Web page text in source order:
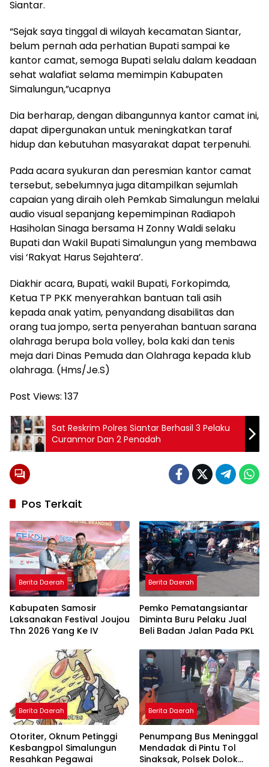
Siantar.
“Sejak saya tinggal di wilayah kecamatan Siantar,
belum pernah ada perhatian Bupati sampai ke
kantor camat, semoga Bupati selalu dalam keadaan
sehat walafiat selama memimpin Kabupaten
Simalungun,”ucapnya
Dia berharap, dengan dibangunnya kantor camat ini,
dapat dipergunakan untuk meningkatkan taraf
hidup dan kebutuhan masyarakat dapat terpenuhi.
Pada acara syukuran dan peresmian kantor camat
tersebut, sebelumnya juga ditampilkan sejumlah
capaian yang diraih oleh Pemkab Simalungun melalui
audio visual sepanjang kepemimpinan Radiapoh
Hasiholan Sinaga bersama H Zonny Waldi selaku
Bupati dan Wakil Bupati Simalungun yang membawa
visi ‘Rakyat Harus Sejahtera’.
Diakhir acara, Bupati, wakil Bupati, Forkopimda,
Ketua TP PKK menyerahkan bantuan tali asih
kepada anak yatim, penyandang disabilitas dan
orang tua jompo, serta penyerahan bantuan sarana
olahraga berupa bola volley, bola kaki dan tenis
meja dari Dinas Pemuda dan Olahraga kepada klub
olahraga. (Hms/Je.S)
Post Views: 137
Sat Reskrim Polres Siantar Berhasil 3 Pelaku
Curanmor Dan 2 Penadah
Pos Terkait
Berita Daerah
Kabupaten Samosir
Laksanakan Festival Joujou
Thn 2026 Yang Ke IV
Berita Daerah
Pemko Pematangsiantar
Diminta Buru Pelaku Jual
Beli Badan Jalan Pada PKL
Berita Daerah
Otoriter, Oknum Petinggi
Kesbangpol Simalungun
Resahkan Pegawai
Berita Daerah
Penumpang Bus Meninggal
Mendadak di Pintu Tol
Sinaksak, Polsek Dolok